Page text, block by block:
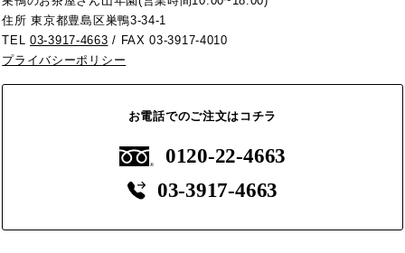
住所 東京都豊島区巣鴨3-34-1
TEL03-3917-4663 / FAX 03-3917-4010
プライバシーポリシー
お電話でのご注文はコチラ
0120-22-4663
03-3917-4663